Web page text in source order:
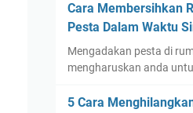
Cara Membersihkan
Pesta Dalam Waktu
Mengadakan pesta di
mengharuskan anda
5 Cara